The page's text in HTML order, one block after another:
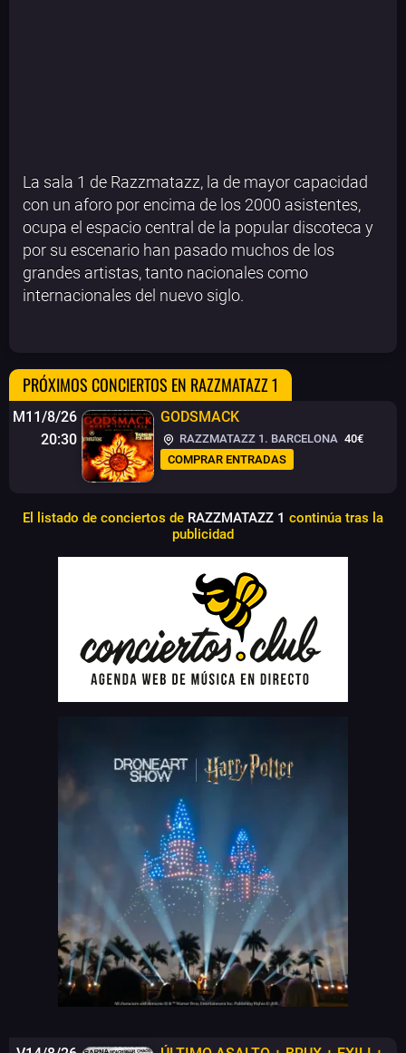
La sala 1 de Razzmatazz, la de mayor capacidad
con un aforo por encima de los 2000 asistentes,
ocupa el espacio central de la popular discoteca y
por su escenario han pasado muchos de los
grandes artistas, tanto nacionales como
internacionales del nuevo siglo.
PRÓXIMOS CONCIERTOS EN RAZZMATAZZ 1
M11/8/26
20:30
GODSMACK
RAZZMATAZZ 1. BARCELONA 40€
COMPRAR ENTRADAS
El listado de conciertos de RAZZMATAZZ 1 continúa tras la
publicidad